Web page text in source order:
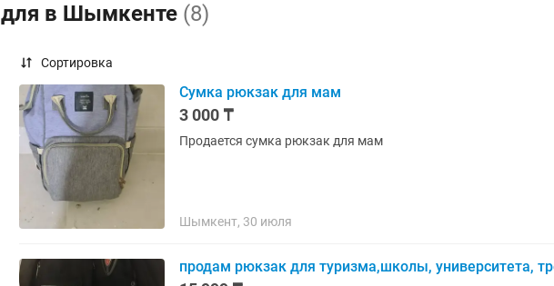
для в Шымкенте (8)
Сортировка
Сумка рюкзак для мам
3 000 ₸
Продается сумка рюкзак для мам
Шымкент, 30 июля
продам рюкзак для туризма,школы, университета,